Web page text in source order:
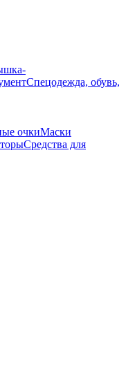
Спецодежда, обувь,
очкиМаски
Средства для